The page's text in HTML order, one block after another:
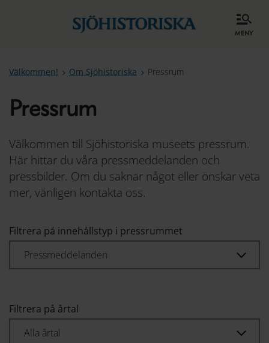
meny
Välkommen! Om Sjöhistoriska Pressrum
Pressrum
Välkommen till Sjöhistoriska museets pressrum.
Här hittar du våra pressmeddelanden och
pressbilder. Om du saknar något eller önskar veta
mer, vänligen kontakta oss.
Filtrera på innehållstyp i pressrummet
Filtrera på årtal